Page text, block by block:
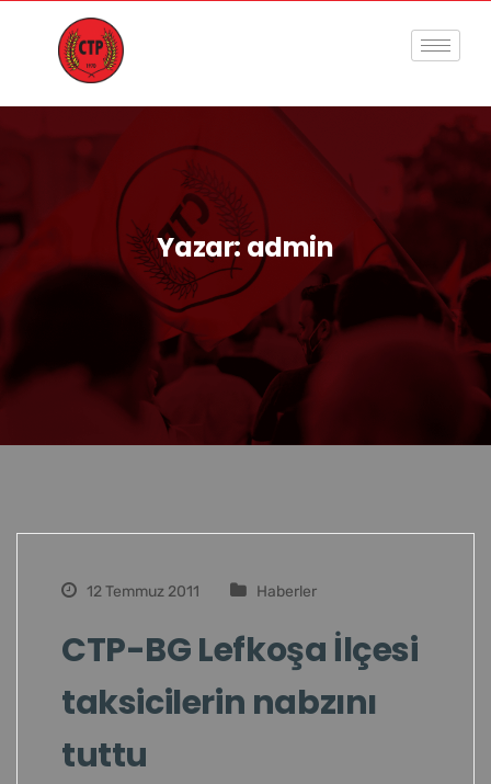
Yazar:admin
12 Temmuz 2011 Haberler
CTP-BG Lefkoşa İlçesi
taksicilerin nabzını
tuttu